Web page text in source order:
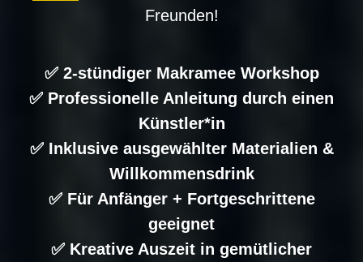
Freunden!
✅ 2-stündiger Makramee Workshop
✅ Professionelle Anleitung durch einen
Künstler*in
✅ Inklusive ausgewählter Materialien &
Willkommensdrink
✅ Für Anfänger + Fortgeschrittene
geeignet
✅ Kreative Auszeit in gemütlicher